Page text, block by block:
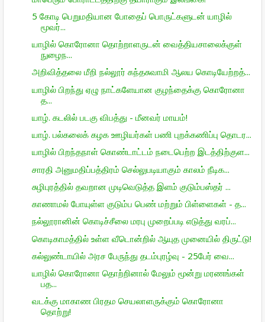
5 கோடி பெறுமதியான போதைப் பொருட்களுடன் யாழில்
மூவர்...
யாழில் கொரோனா தொற்றாளருடன் வைத்தியசாலைக்குள்
நுழைந...
அறிவித்தலை மீறி நல்லூர் கந்தசுவாமி ஆலய கொடியேற்றத்...
யாழில் பிறந்து ஏழு நாட்களேயான குழந்தைக்கு கொரோனா
த...
யாழ். கடலில் படகு விபத்து - மீனவர் மாயம்!
யாழ். பல்கலைக் கழக ஊழியர்கள் பணி புறக்கணிப்பு தொடர...
யாழில் பிறந்தநாள் கொண்டாட்டம் நடைபெற்ற இடத்திற்குள...
சாரதி அனுமதிப்பத்திரம் செல்லுபடியாகும் காலம் நீடிக...
சுழிபுரத்தில் தவறான முடிவெடுத்த இளம் குடும்பஸ்தர் ...
காணாமல் போயுள்ள குடும்ப பெண் மற்றும் பிள்ளைகள் - த...
நல்லூரானின் கொடிச்சீலை மரபு முறைப்படி எடுத்து வரப்...
கொடிகாமத்தில் உள்ள வீடொன்றில் ஆயுத முனையில் திருட்டு!
கல்லுண்டாயில் அரச பேருந்து தடம்புரழ்வு - 25பேர் வை...
யாழில் கொரோனா தொற்றினால் மேலும் மூன்று மரணங்கள்
பத...
வடக்கு மாகாண பிரதம செயலாளருக்கும் கொரோனா
தொற்று!